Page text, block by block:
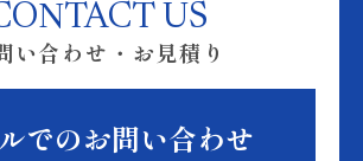
US
い合わせ・お見積り
でのお問い合わせ